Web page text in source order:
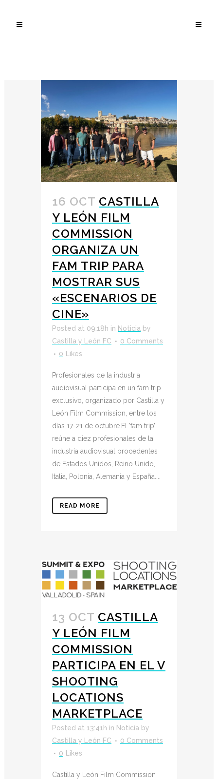
16 OCT CASTILLA
Y LEÓN FILM
COMMISSION
ORGANIZA UN
FAM TRIP PARA
MOSTRAR SUS
«ESCENARIOS DE
CINE»
Posted at 09:18h in Noticia by
Castilla y León FC
0 Comments
0 Likes
Profesionales de la industria
audiovisual participa en un fam trip
exclusivo, organizado por Castilla y
León Film Commission, entre los
días 17-21 de octubre.El 'fam trip’
reúne a diez profesionales de la
industria audiovisual procedentes
de Estados Unidos, Reino Unido,
Italia, Polonia, Alemania y España....
READ MORE
13 OCT CASTILLA
Y LEÓN FILM
COMMISSION
PARTICIPA EN EL V
SHOOTING
LOCATIONS
MARKETPLACE
Posted at 13:41h in Noticia by
Castilla y León FC
0 Comments
0 Likes
Castilla y León Film Commission